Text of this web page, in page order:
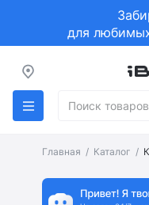
для
Главная Каталог